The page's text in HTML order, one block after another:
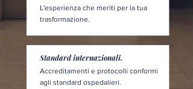
L'esperienza che meriti per la tua
trasformazione.
Standard internazionali.
Accreditamenti e protocolli conformi
agli standard ospedalieri.